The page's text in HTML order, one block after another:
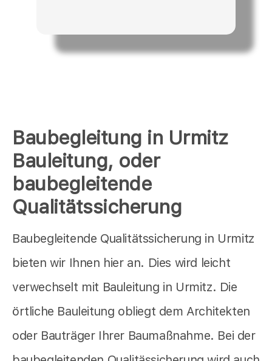
Baubegleitung in Urmitz
Bauleitung, oder
baubegleitende
Qualitätssicherung
Baubegleitende Qualitätssicherung in Urmitz
bieten wir Ihnen hier an. Dies wird leicht
verwechselt mit Bauleitung in Urmitz. Die
örtliche Bauleitung obliegt dem Architekten
oder Bauträger Ihrer Baumaßnahme. Bei der